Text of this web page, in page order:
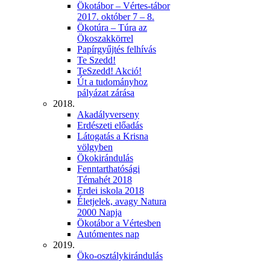
Ökotábor – Vértes-tábor
2017. október 7 – 8.
Ökotúra – Túra az
Ökoszakkörrel
Papírgyűjtés felhívás
Te Szedd!
TeSzedd! Akció!
Út a tudományhoz
pályázat zárása
2018.
Akadályverseny
Erdészeti előadás
Látogatás a Krisna
völgyben
Ökokirándulás
Fenntarthatósági
Témahét 2018
Erdei iskola 2018
Életjelek, avagy Natura
2000 Napja
Ökotábor a Vértesben
Autómentes nap
2019.
Öko-osztálykirándulás